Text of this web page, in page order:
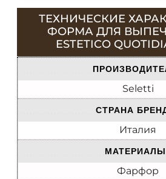
ТЕХНИЧЕСКИЕ
ФОРМА ДЛЯ
ESTETICO
Seletti
СТРАНА
Италия
МАТЕРИАЛЫ
Фарфор